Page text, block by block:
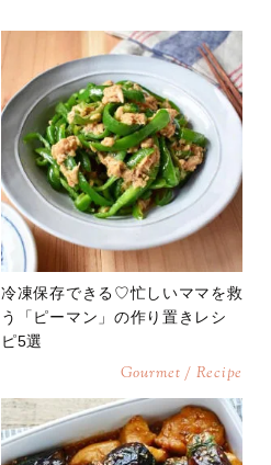
冷凍保存できる♡忙しいママを救
う「ピーマン」の作り置きレシ
ピ5選
Gourmet / Recipe